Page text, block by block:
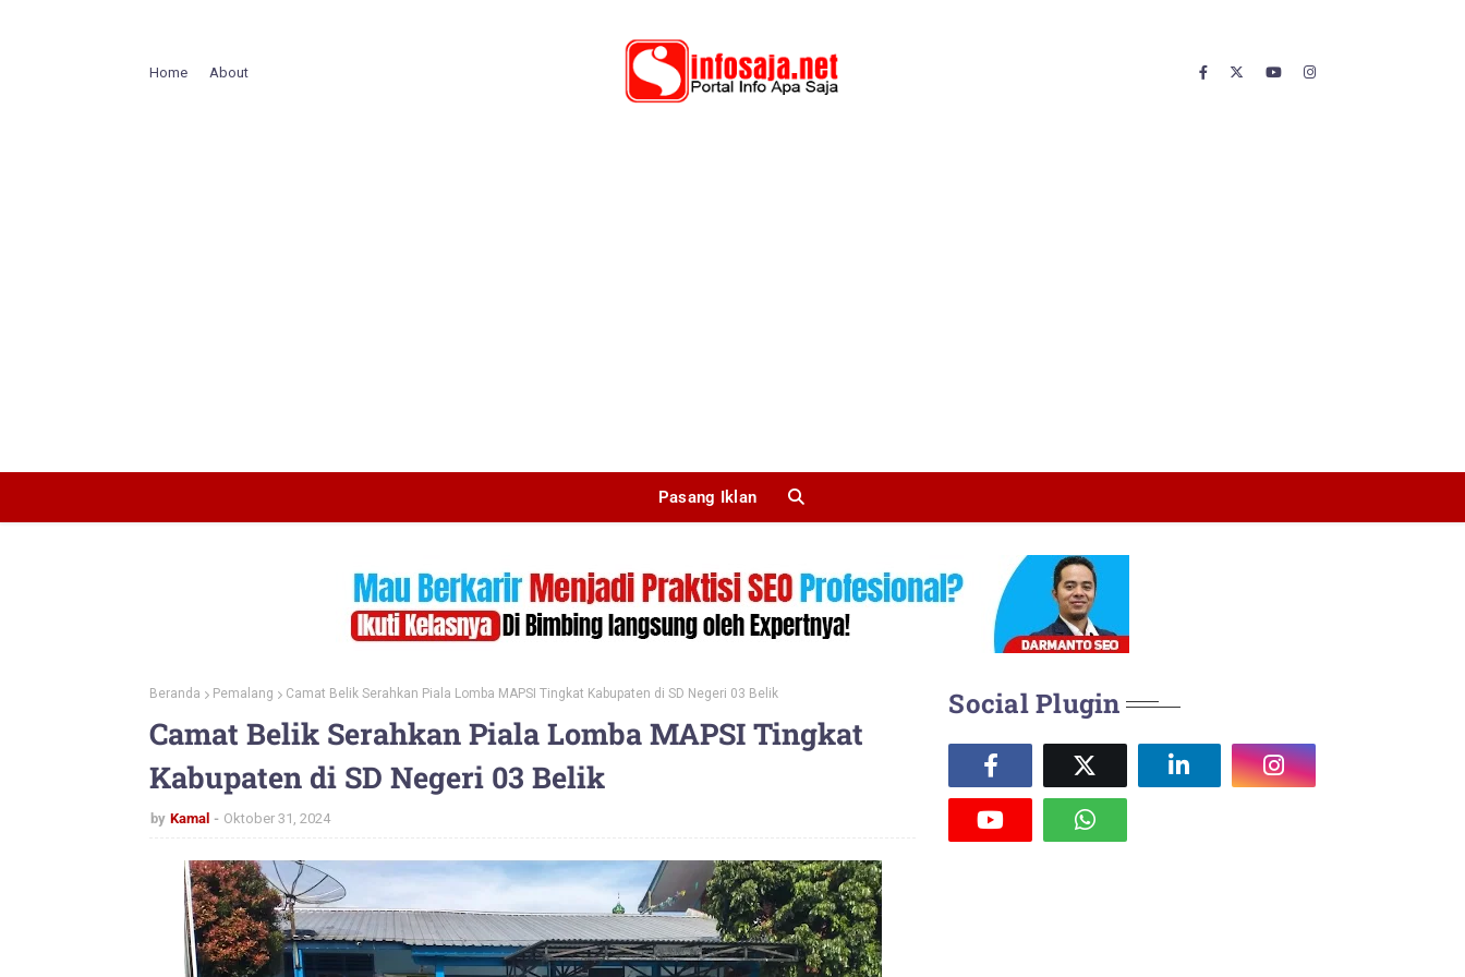
Home About
Pasang Iklan
Beranda Pemalang Camat Belik Serahkan Piala Lomba MAPSI Tingkat Kabupaten di SD Negeri 03 Belik
Camat Belik Serahkan Piala Lomba MAPSI Tingkat
Kabupaten di SD Negeri 03 Belik
by Kamal Oktober 31, 2024
Social Plugin